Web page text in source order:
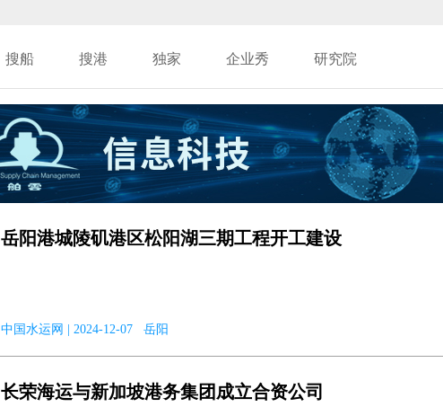
搜船 搜港 独家 企业秀 研究院
岳阳港城陵矶港区松阳湖三期工程开工建设
中国水运网 | 2024-12-07 岳阳
长荣海运与新加坡港务集团成立合资公司